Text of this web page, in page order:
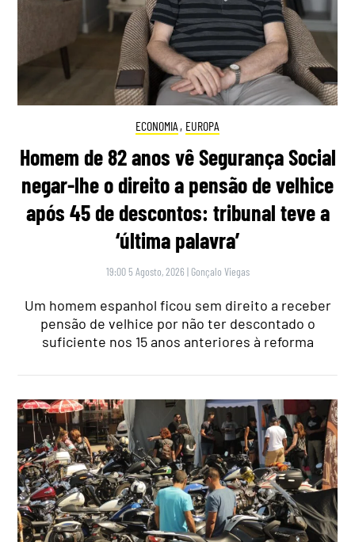
ECONOMIA , EUROPA
Homem de 82 anos vê Segurança Social
negar-lhe o direito a pensão de velhice
após 45 de descontos: tribunal teve a
‘última palavra’
19:00 5 Agosto, 2026 | Gonçalo Viegas
Um homem espanhol ficou sem direito a receber
pensão de velhice por não ter descontado o
suficiente nos 15 anos anteriores à reforma